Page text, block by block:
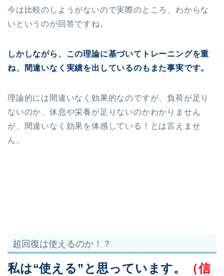
今は比較のしようがないので実際のところ、わからな
いというのが回答ですね。
しかしながら、この理論に基づいてトレーニングを重
ね、間違いなく実績を出しているのもまた事実です。
理論的には間違いなく効果的なのですが、負荷が足り
ないのか、休息や栄養が足りないのかわかりません
が、間違いなく効果を体感している！とは言えませ
ん。
超回復は使えるのか！？
私は“使える”と思っています。
（信